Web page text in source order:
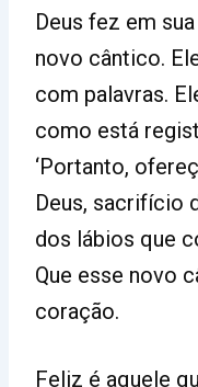
Deus fez em
novo cântico.
com palavras.
como está
‘Portanto,
Deus, sacrifício
dos lábios que
Que esse novo
coração.
Feliz é aquele